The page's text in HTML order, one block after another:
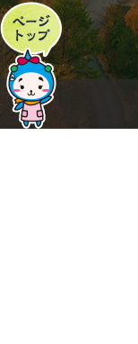
ペ
ー
ジ